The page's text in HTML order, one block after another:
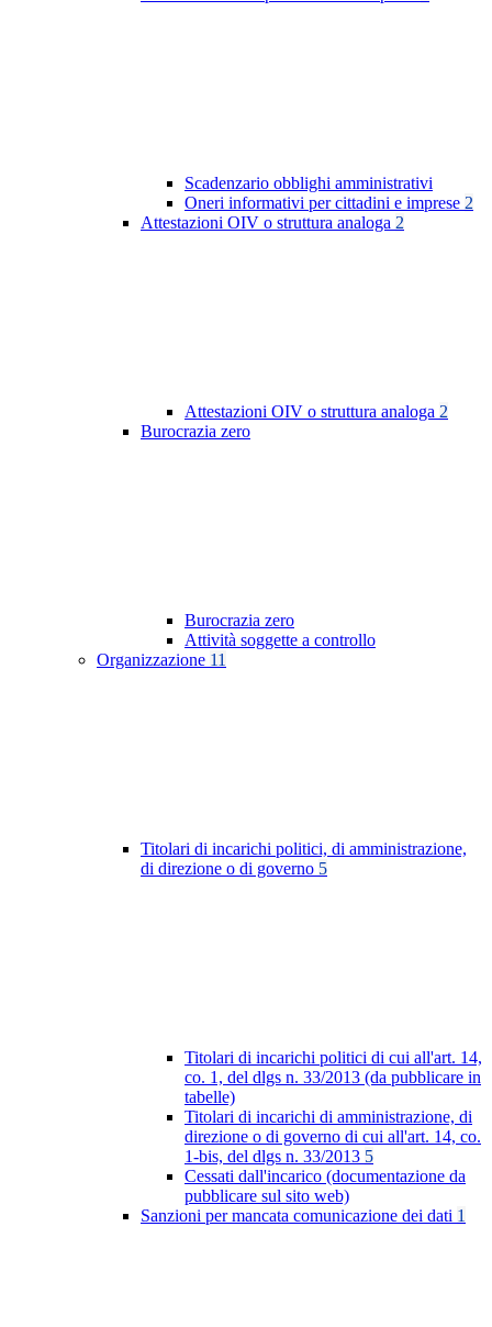
Scadenzario obblighi amministrativi
Oneri informativi per cittadini e imprese 2
Attestazioni OIV o struttura analoga 2
Attestazioni OIV o struttura analoga 2
Burocrazia zero
Burocrazia zero
Attività soggette a controllo
Organizzazione 11
Titolari di incarichi politici, di amministrazione,
di direzione o di governo 5
Titolari di incarichi politici di cui all'art. 14,
co. 1, del dlgs n. 33/2013 (da pubblicare in
tabelle)
Titolari di incarichi di amministrazione, di
direzione o di governo di cui all'art. 14, co.
1-bis, del dlgs n. 33/2013 5
Cessati dall'incarico (documentazione da
pubblicare sul sito web)
Sanzioni per mancata comunicazione dei dati 1